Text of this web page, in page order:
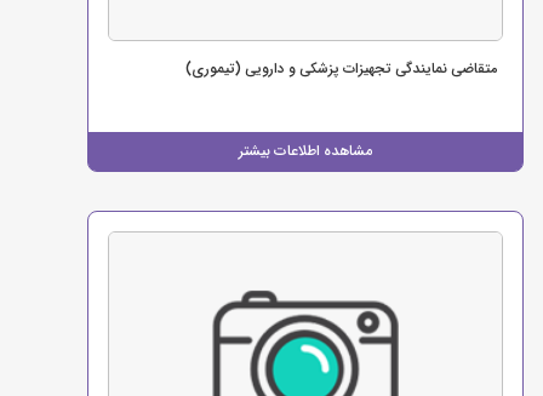
مشاهده اطلاعات بیشتر
متقاضی نمایندگی تجهیزات پزشکی و دارویی (تیموری)